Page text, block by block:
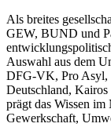
Als breites
GEW, BUND und
Auswahl aus dem
DFG-VK, Pro Asyl,
Deutschland,
prägt das Wissen
Gewerkschaft,